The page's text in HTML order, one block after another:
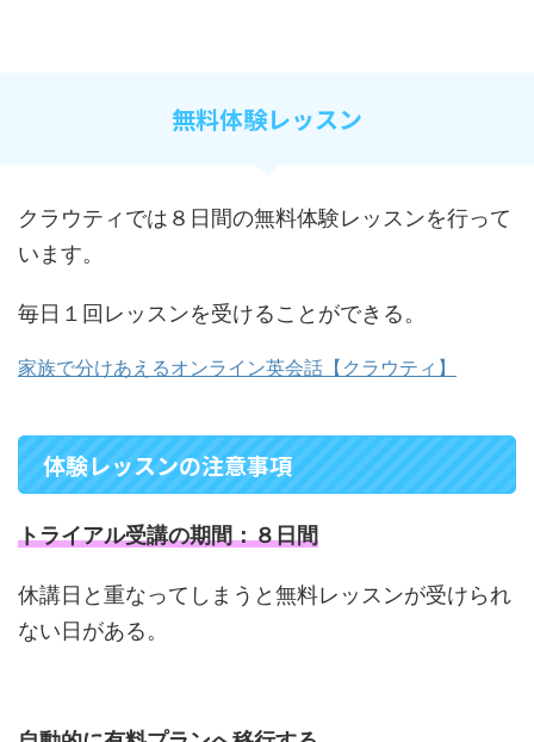
無料体験レッスン
クラウティでは８日間の無料体験レッスンを行って
います。
毎日１回レッスンを受けることができる。
家族で分けあえるオンライン英会話【クラウティ】
体験レッスンの注意事項
トライアル受講の期間：８日間
休講日と重なってしまうと無料レッスンが受けられ
ない日がある。